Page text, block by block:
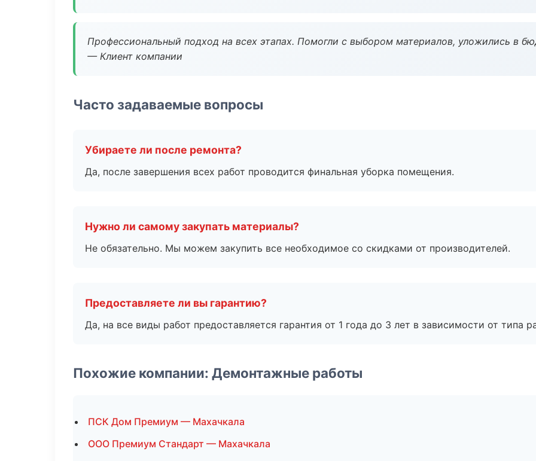
Профессиональный подход на всех этапах. Помогли с выбором материалов, уложились в
— Клиент компании
Часто задаваемые вопросы
Убираете ли после ремонта?
Да, после завершения всех работ проводится финальная уборка помещения.
Нужно ли самому закупать материалы?
Не обязательно. Мы можем закупить все необходимое со скидками от производителей.
Предоставляете ли вы гарантию?
Да, на все виды работ предоставляется гарантия от 1 года до 3 лет в зависимости от типа
Похожие компании: Демонтажные работы
ПСК Дом Премиум — Махачкала
ООО Премиум Стандарт — Махачкала